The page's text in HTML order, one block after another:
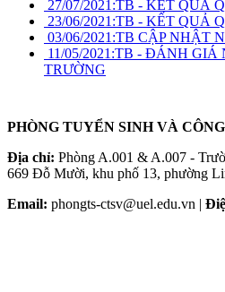
27/07/2021:TB - KẾT QUẢ
23/06/2021:TB - KẾT QUẢ
03/06/2021:TB CẬP NHẬT
11/05/2021:TB - ĐÁNH GIÁ
TRƯỜNG
PHÒNG TUYỂN SINH VÀ
Địa chỉ: Phòng A.001 & A.007 -
669 Đỗ Mười, khu phố 13, phường
Email: phongts-ctsv@uel.edu.vn |